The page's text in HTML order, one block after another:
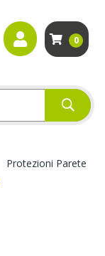
0
Protezioni Parete